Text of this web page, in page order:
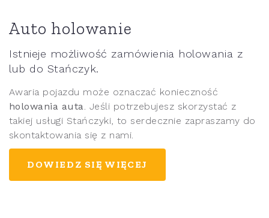
Auto holowanie
Istnieje możliwość zamówienia holowania z
lub do Stańczyk.
Awaria pojazdu może oznaczać konieczność
holowania auta . Jeśli potrzebujesz skorzystać z
takiej usługi Stańczyki, to serdecznie zapraszamy do
skontaktowania się z nami.
DOWIEDZ SIĘ WIĘCEJ